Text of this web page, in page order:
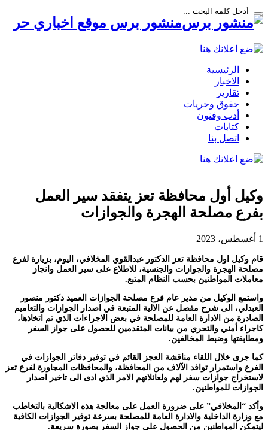
منشور برس موقع اخباري حر
الرئيسية
الاخبار
تقارير
حقوق وحريات
أدب وفنون
كتابات
اتصل بنا
وكيل أول محافظة تعز يتفقد سير العمل
بفرع مصلحة الهجرة والجوازات
1 أغسطس، 2023
قام وكيل اول محافظة تعز الدكتور عبدالقوي المخلافي، اليوم، بزيارة لفرع
مصلحة الهجرة والجوازات والجنسية، للاطلاع على سير العمل وانجاز
معاملات المواطنين بحسب النظام المتبع.
واستمع الوكيل من مدير عام فرع مصلحة الجوازات العميد دكتور منصور
العبدلي، الى شرح مفصل عن الالية المتبعة في اصدار الجوازات والتعاميم
الصادرة من الادارة العامة للمصلحة في بعض الاجراءات الذي تم اتخاذها،
كاجراء أمني والتحري من بيانات المتقدمين للحصول على جواز السفر
ومطابقتها وضبط المخالفين.
كما جرى خلال اللقاء مناقشة العجز القائم في توفير دفاتر الجوازات في
الفرع واستمرار توافد الآلاف من المحافظة، والمحافظات المجاورة لفرع تعز
لاستخراج جوازات سفر لهم ولعائلاتهم الامر الذي ادى الى تاخير اصدار
الجوازات للمواطنين.
وأكد “المخلافي” على ضرورة العمل على معالجة هذه الاشكالية بالتخاطب
مع وزارة الداخلية والادارة العامة للمصلحة بسرعة توفير الجوازات الكافية
ليتمكن المواطنين من الحصول على جواز السفر بصورة سريعة.